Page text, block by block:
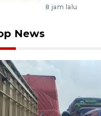
8 jam lalu
News